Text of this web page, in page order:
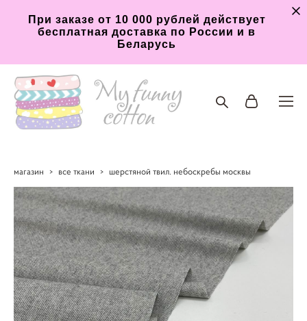
При заказе от 10 000 рублей действует
бесплатная доставка по России и в
Беларусь
магазин > все ткани > шерстяной твил. небоскребы москвы